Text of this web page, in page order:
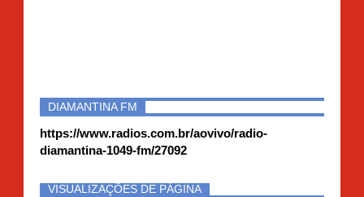
DIAMANTINA FM
https://www.radios.com.br/aovivo/radio-
diamantina-1049-fm/27092
VISUALIZAÇÕES DE PÁGINA